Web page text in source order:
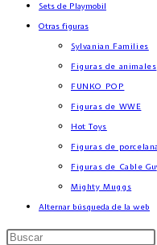
Sets de Playmobil
Otras figuras
Sylvanian Families
Figuras de animales
FUNKO POP
Figuras de WWE
Hot Toys
Figuras de porcelana
Figuras de Cable
Mighty Muggs
Alternar búsqueda de la web